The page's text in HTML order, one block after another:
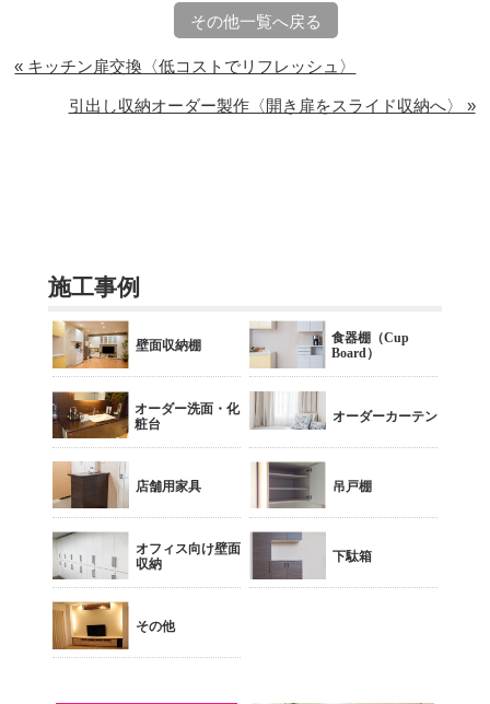
その他一覧へ戻る
« キッチン扉交換〈低コストでリフレッシュ〉
引出し収納オーダー製作〈開き扉をスライド収納へ〉 »
施工事例
壁面収納棚
食器棚（Cup
Board）
オーダー洗面・化
粧台
オーダーカーテン
店舗用家具 吊戸棚
オフィス向け壁面
収納
下駄箱
その他